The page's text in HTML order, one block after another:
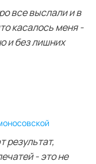
все выслали и в
касалось меня -
и без лишних
результат,
- это не